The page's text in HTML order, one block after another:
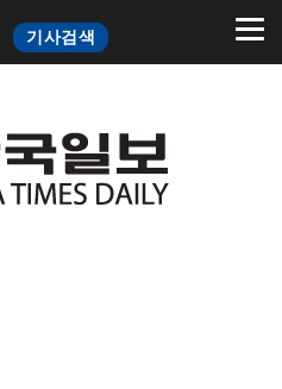
기사검색